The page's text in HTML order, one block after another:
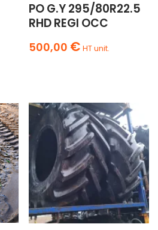
PO G.Y 295/80R22.5
RHD REGI OCC
500,00 € HT unit.